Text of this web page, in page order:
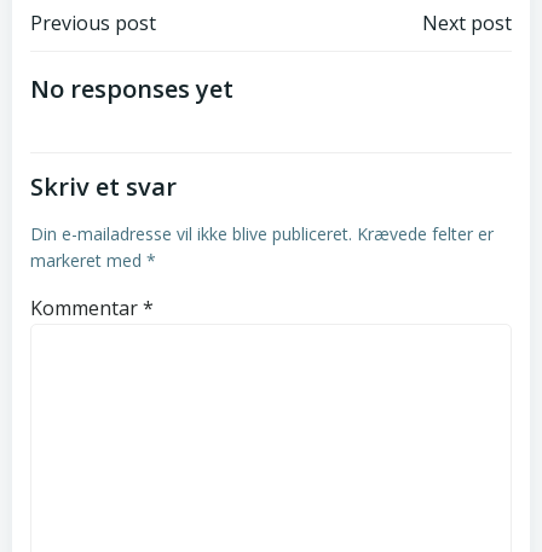
Post
navigation
Previous post Next post
No responses yet
Skriv et svar
Din e-mailadresse vil ikke blive publiceret. Krævede felter er
markeret med *
Kommentar*